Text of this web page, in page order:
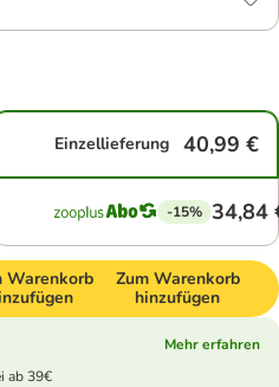
Einzellieferung 40,99 €
-15% 34,84
Warenkorb
Zum Warenkorb
hinzufügen
Mehr erfahren
ab 39€